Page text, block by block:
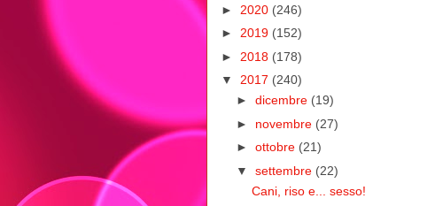
► 2020 (246)
► 2019 (152)
► 2018 (178)
▼ 2017 (240)
► dicembre (19)
► novembre (27)
► ottobre (21)
▼ settembre (22)
Cani, riso e... sesso!